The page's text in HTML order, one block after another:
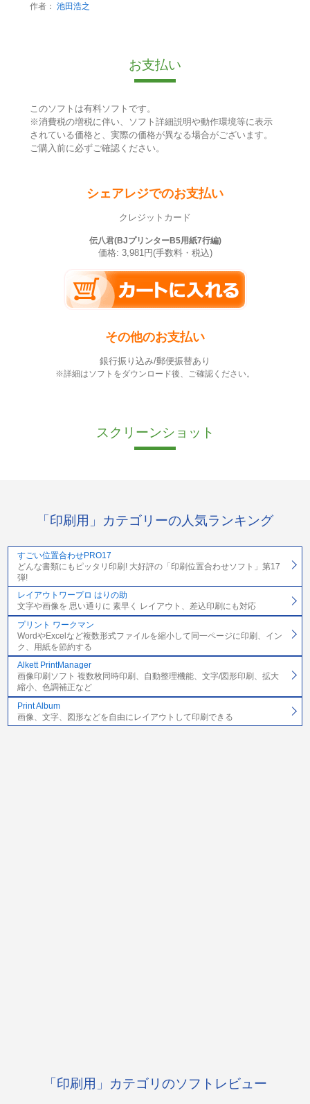
作者： 池田浩之
お支払い
このソフトは有料ソフトです。
※消費税の増税に伴い、ソフト詳細説明や動作環境等に表示
されている価格と、実際の価格が異なる場合がございます。
ご購入前に必ずご確認ください。
シェアレジでのお支払い
クレジットカード
伝八君(BJプリンターB5用紙7行編)
価格: 3,981円(手数料・税込)
その他のお支払い
銀行振り込み/郵便振替あり
※詳細はソフトをダウンロード後、ご確認ください。
スクリーンショット
「印刷用」カテゴリーの人気ランキング
すごい位置合わせPRO17
どんな書類にもピッタリ印刷! 大好評の「印刷位置合わせソフト」第17
弾!
レイアウトワープロ はりの助
文字や画像を 思い通りに 素早く レイアウト、差込印刷にも対応
プリント ワークマン
WordやExcelなど複数形式ファイルを縮小して同一ページに印刷、イン
ク、用紙を節約する
Alkett PrintManager
画像印刷ソフト 複数枚同時印刷、自動整理機能、文字/図形印刷、拡大
縮小、色調補正など
Print Album
画像、文字、図形などを自由にレイアウトして印刷できる
「印刷用」カテゴリのソフトレビュー